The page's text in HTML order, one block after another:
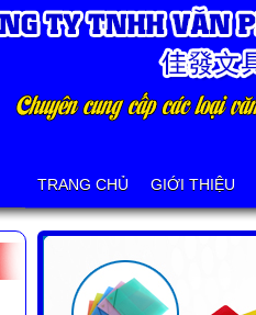
TRANG CHỦ GIỚI THIỆU